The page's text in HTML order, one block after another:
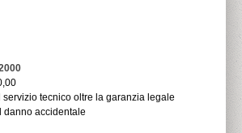
tecnico oltre la garanzia legale
danno accidentale